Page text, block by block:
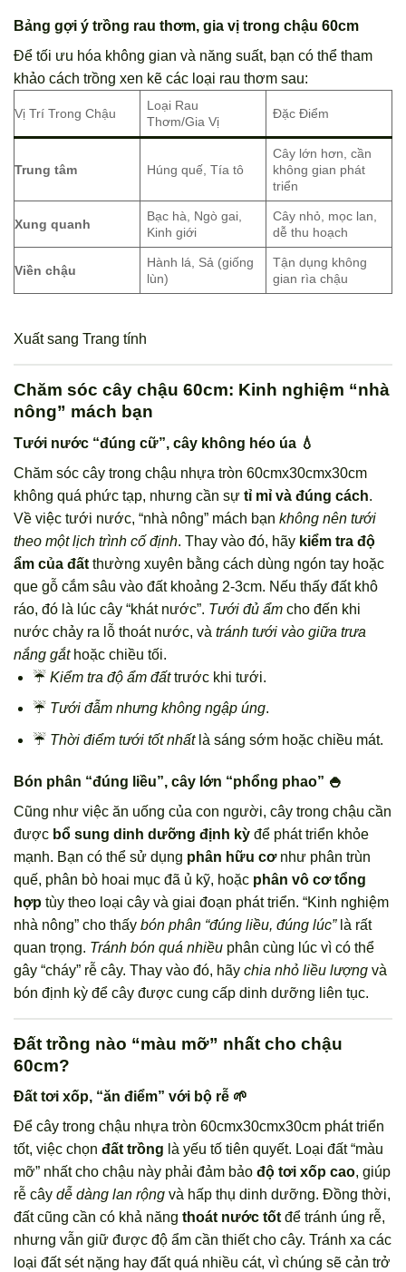
Bảng gợi ý trồng rau thơm, gia vị trong chậu 60cm
Để tối ưu hóa không gian và năng suất, bạn có thể tham
khảo cách trồng xen kẽ các loại rau thơm sau:
Vị Trí Trong Chậu
Loại Rau
Thơm/Gia Vị
Đặc Điểm
Trung tâm Húng quế, Tía tô
Cây lớn hơn, cần
không gian phát
triển
Xung quanh
Bạc hà, Ngò gai,
Kinh giới
Cây nhỏ, mọc lan,
dễ thu hoạch
Viền chậu
Hành lá, Sả (giống
lùn)
Tận dụng không
gian rìa chậu
Xuất sang Trang tính
Chăm sóc cây chậu 60cm: Kinh nghiệm “nhà
nông” mách bạn
Tưới nước “đúng cữ”, cây không héo úa 💧
Chăm sóc cây trong chậu nhựa tròn 60cmx30cmx30cm
không quá phức tạp, nhưng cần sự tỉ mỉ và đúng cách.
Về việc tưới nước, “nhà nông” mách bạn không nên tưới
theo một lịch trình cố định. Thay vào đó, hãy kiểm tra độ
ẩm của đất thường xuyên bằng cách dùng ngón tay hoặc
que gỗ cắm sâu vào đất khoảng 2-3cm. Nếu thấy đất khô
ráo, đó là lúc cây “khát nước”. Tưới đủ ẩm cho đến khi
nước chảy ra lỗ thoát nước, và tránh tưới vào giữa trưa
nắng gắthoặc chiều tối.
☔ Kiểm tra độ ẩm đấttrước khi tưới.
☔ Tưới đẫm nhưng không ngập úng.
☔ Thời điểm tưới tốt nhấtlà sáng sớm hoặc chiều mát.
Bón phân “đúng liều”, cây lớn “phổng phao” 🍚
Cũng như việc ăn uống của con người, cây trong chậu cần
được bổ sung dinh dưỡng định kỳ để phát triển khỏe
mạnh. Bạn có thể sử dụng phân hữu cơnhư phân trùn
quế, phân bò hoai mục đã ủ kỹ, hoặc phân vô cơ tổng
hợp tùy theo loại cây và giai đoạn phát triển. “Kinh nghiệm
nhà nông” cho thấy bón phân “đúng liều, đúng lúc”là rất
quan trọng. Tránh bón quá nhiều phân cùng lúc vì có thể
gây “cháy” rễ cây. Thay vào đó, hãy chia nhỏ liều lượng và
bón định kỳ để cây được cung cấp dinh dưỡng liên tục.
Đất trồng nào “màu mỡ” nhất cho chậu
60cm?
Đất tơi xốp, “ăn điểm” với bộ rễ 🌱
Để cây trong chậu nhựa tròn 60cmx30cmx30cm phát triển
tốt, việc chọn đất trồng là yếu tố tiên quyết. Loại đất “màu
mỡ” nhất cho chậu này phải đảm bảo độ tơi xốp cao, giúp
rễ cây dễ dàng lan rộng và hấp thụ dinh dưỡng. Đồng thời,
đất cũng cần có khả năng thoát nước tốt để tránh úng rễ,
nhưng vẫn giữ được độ ẩm cần thiết cho cây. Tránh xa các
loại đất sét nặng hay đất quá nhiều cát, vì chúng sẽ cản trở